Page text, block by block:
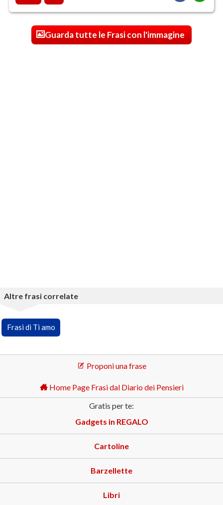
Guarda tutte le Frasi con l'immagine
Altre frasi correlate
Frasi di Ti amo
Proponi una frase
Home Page Frasi dal Diario dei Pensieri
Gratis per te:
Gadgets in REGALO
Cartoline
Barzellette
Libri